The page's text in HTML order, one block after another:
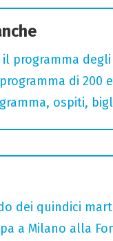
il programma
di
ospiti,
dei quindici
a Milano alla